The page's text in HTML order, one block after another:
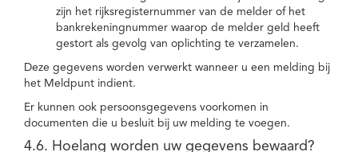
zijn het rijksregisternummer van de melder of het
bankrekeningnummer waarop de melder geld heeft
gestort als gevolg van oplichting te verzamelen.
Deze gegevens worden verwerkt wanneer u een melding bij
het Meldpunt indient.
Er kunnen ook persoonsgegevens voorkomen in
documenten die u besluit bij uw melding te voegen.
4.6. Hoelang worden uw gegevens bewaard?